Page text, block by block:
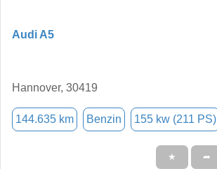
Audi A5
Hannover, 30419
144.635 km Benzin 155 kw (211 PS)
★ ➦